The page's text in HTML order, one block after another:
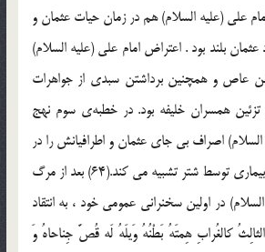
علي (علیه السلام) هم در زمان حيات عثمان و
عثمان بلند بود . اعتراض امام علي (علیه السلام)
عاص و همچنين برداشتن سبدي از جواهرات
تزئين همسران خليفه بود. در خطبه‌ي سوم نهج
السلام) اصراف بي جاي عثمان و اطرافيانش را در
بيت المال به بلعيدن علف بيماري توسط شتر تشبيه مي كند.(64) بعد از مرگ
در اولين سخنراني عمومي خود ، به انتقاد
كالغُرابِ‌ هِمتَهُ بَطْنُهُ وَيلَهُ لَه قُصَّ جِناحاهُ وَ